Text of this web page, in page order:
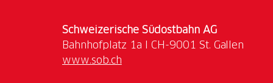
Schweizerische Südostbahn AG
www.sob.ch